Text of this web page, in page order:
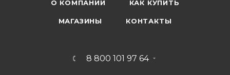
О КОМПАНИИ КАК КУПИТЬ
МАГАЗИНЫ КОНТАКТЫ
8 800 101 97 64